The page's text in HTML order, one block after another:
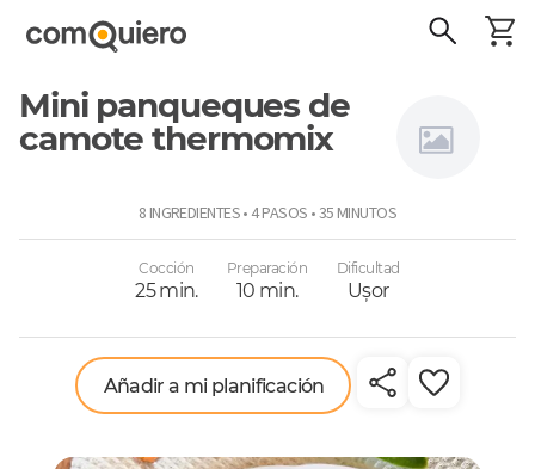
Mini panqueques de
camote thermomix
8 INGREDIENTES • 4 PASOS • 35 MINUTOS
Cocción
25 min.
Preparación
10 min.
Dificultad
Uşor
Añadir a mi planificación